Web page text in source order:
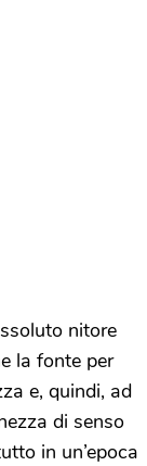
nitore
la fonte per
e, quindi, ad
di senso
in un’epoca